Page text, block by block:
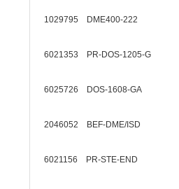
1029795 DME400-222
6021353 PR-DOS-1205-G
6025726 DOS-1608-GA
2046052 BEF-DME/ISD
6021156 PR-STE-END